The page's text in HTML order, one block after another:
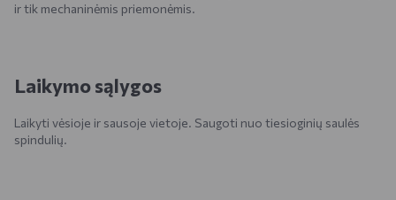
ir tik mechaninėmis priemonėmis.
Laikymo sąlygos
Laikyti vėsioje ir sausoje vietoje. Saugoti nuo tiesioginių saulės
spindulių.